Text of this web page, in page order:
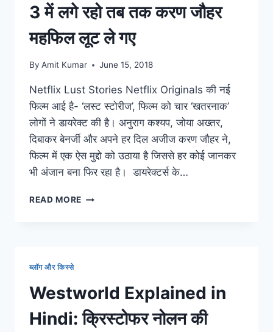
बन
जाते
हैं
पता
नहीं
3 में लगे रहो तब तक करण जौहर
महफिल लूट ले गए
By Amit Kumar June 15, 2018
Netflix Lust Stories Netflix Originals की नई
फिल्म आई है- ‘लस्ट स्टोरीज’, फिल्म को चार ‘खतरनाक’
लोगों ने डायरेक्ट की है। अनुराग कश्यप, जोया अख्तर,
दिबाकर बेनर्जी और अपने हर दिल अजीज करण जौहर ने,
फिल्म में एक ऐस मुद्दो को उठाया है जिससे हर कोई जानकर
भी अंजान बना फिर रहा है। डायरेक्टर्स के…
READ MORE NETFLIX
रहो
तब
तक
ब्लॉग और किस्से
Westworld Explained in
Hindi: क्रिस्टोफर नोलन की